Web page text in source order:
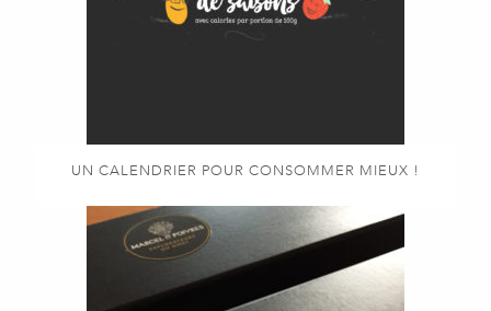
UN CALENDRIER POUR CONSOMMER MIEUX !